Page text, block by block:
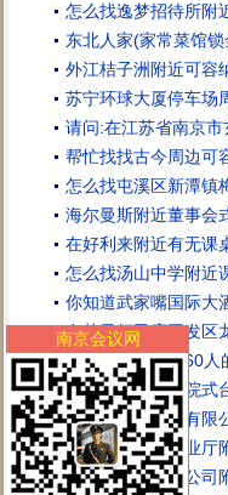
怎么找逸梦招待所附
东北人家(家常菜馆
外江桔子洲附近可容
苏宁环球大厦停车场
请问:在江苏省南京
帮忙找找古今周边可
怎么找屯溪区新潭镇
海尔曼斯附近董事会
在好利来附近有无课
怎么找汤山中学附近
你知道武家嘴国际大
在苏果便民店开发区
野鸡山周边台型60人
九华饭店周边剧院式
在南京世缘义齿有限
在江苏省信息产业厅
在新丰工业锅炉公司
南京会议网